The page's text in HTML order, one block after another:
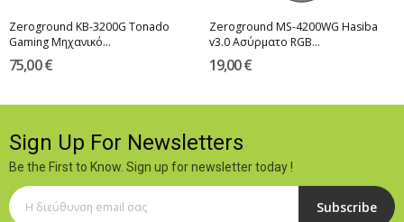
Zeroground KB-3200G Tonado
Gaming Μηχανικό...
75,00 €
Zeroground MS-4200WG Hasiba
v3.0 Ασύρματο RGB...
19,00 €
Sign Up For Newsletters
Be the First to Know. Sign up for newsletter today !
Subscribe